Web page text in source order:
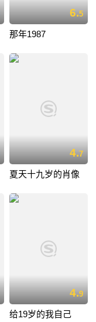
6.5
那年1987
4.7
夏天十九岁的肖像
4.9
给19岁的我自己